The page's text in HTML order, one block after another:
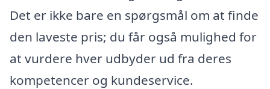
Det er ikke bare en spørgsmål om at finde
den laveste pris; du får også mulighed for
at vurdere hver udbyder ud fra deres
kompetencer og kundeservice.